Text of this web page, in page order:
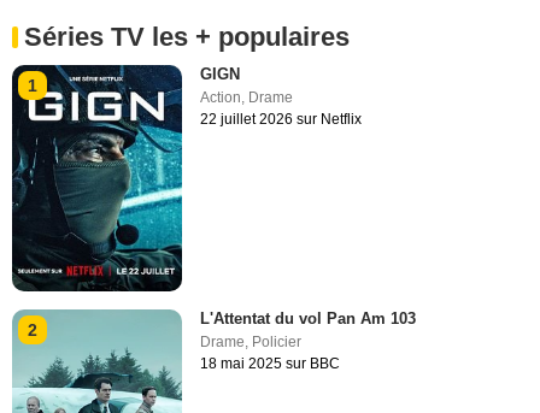
Séries TV les + populaires
1
GIGN
Action, Drame
22 juillet 2026 sur Netflix
2
L'Attentat du vol Pan Am 103
Drame, Policier
18 mai 2025 sur BBC